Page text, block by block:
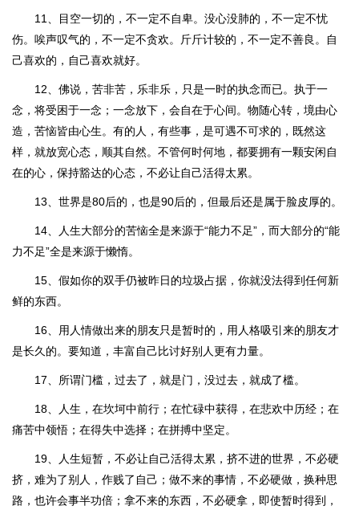
11、目空一切的，不一定不自卑。没心没肺的，不一定不忧
伤。唉声叹气的，不一定不贪欢。斤斤计较的，不一定不善良。自
己喜欢的，自己喜欢就好。
12、佛说，苦非苦，乐非乐，只是一时的执念而已。执于一
念，将受困于一念；一念放下，会自在于心间。物随心转，境由心
造，苦恼皆由心生。有的人，有些事，是可遇不可求的，既然这
样，就放宽心态，顺其自然。不管何时何地，都要拥有一颗安闲自
在的心，保持豁达的心态，不必让自己活得太累。
13、世界是80后的，也是90后的，但最后还是属于脸皮厚的。
14、人生大部分的苦恼全是来源于“能力不足”，而大部分的“能
力不足”全是来源于懒惰。
15、假如你的双手仍被昨日的垃圾占据，你就没法得到任何新
鲜的东西。
16、用人情做出来的朋友只是暂时的，用人格吸引来的朋友才
是长久的。要知道，丰富自己比讨好别人更有力量。
17、所谓门槛，过去了，就是门，没过去，就成了槛。
18、人生，在坎坷中前行；在忙碌中获得，在悲欢中历经；在
痛苦中领悟；在得失中选择；在拼搏中坚定。
19、人生短暂，不必让自己活得太累，挤不进的世界，不必硬
挤，难为了别人，作贱了自己；做不来的事情，不必硬做，换种思
路，也许会事半功倍；拿不来的东西，不必硬拿，即使暂时得到，